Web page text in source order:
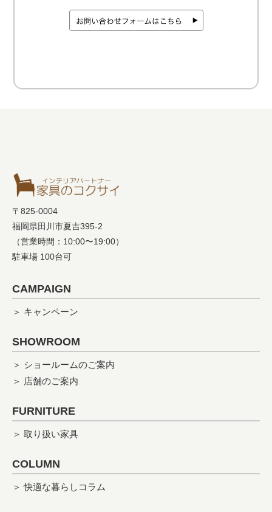
〒825-0004
福岡県田川市夏吉395-2
（営業時間：10:00〜19:00）
駐車場 100台可
CAMPAIGN
＞ キャンペーン
SHOWROOM
＞ ショールームのご案内
＞ 店舗のご案内
FURNITURE
＞ 取り扱い家具
COLUMN
＞ 快適な暮らしコラム